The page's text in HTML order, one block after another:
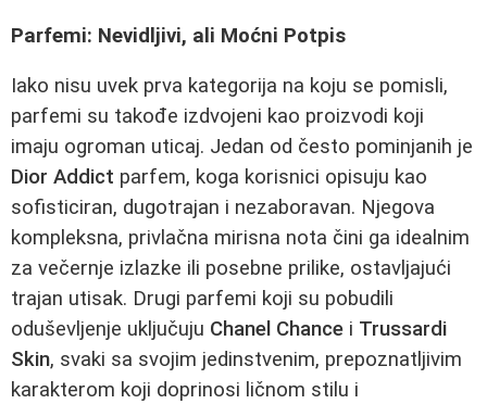
Parfemi: Nevidljivi, ali Moćni Potpis
Iako nisu uvek prva kategorija na koju se pomisli,
parfemi su takođe izdvojeni kao proizvodi koji
imaju ogroman uticaj. Jedan od često pominjanih je
Dior Addict parfem, koga korisnici opisuju kao
sofisticiran, dugotrajan i nezaboravan. Njegova
kompleksna, privlačna mirisna nota čini ga idealnim
za večernje izlazke ili posebne prilike, ostavljajući
trajan utisak. Drugi parfemi koji su pobudili
oduševljenje uključuju Chanel Chance i Trussardi
Skin, svaki sa svojim jedinstvenim, prepoznatljivim
karakterom koji doprinosi ličnom stilu i